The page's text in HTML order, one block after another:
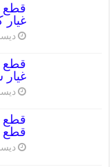
ديسمبر
غيار
ديسمبر
قطع
ديسمبر